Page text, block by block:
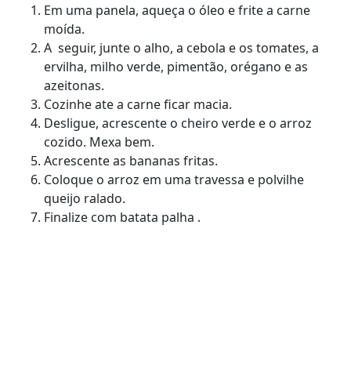
Em uma panela, aqueça o óleo e frite a carne
moída.
A seguir, junte o alho, a cebola e os tomates, a
ervilha, milho verde, pimentão, orégano e as
azeitonas.
Cozinhe ate a carne ficar macia.
Desligue, acrescente o cheiro verde e o arroz
cozido. Mexa bem.
Acrescente as bananas fritas.
Coloque o arroz em uma travessa e polvilhe
queijo ralado.
Finalize com batata palha .